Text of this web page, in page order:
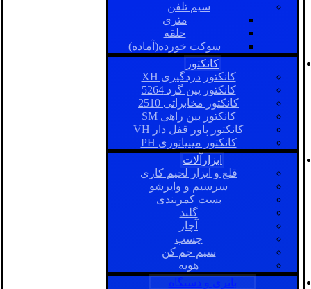
سیم تلفن
متری
حلقه
سوکت خورده(آماده)
کانکتور
کانکتور دزدگیری XH
کانکتور پین گرد 5264
کانکتور مخابراتی 2510
کانکتور بین راهی SM
کانکتور پاور قفل دار VH
کانکتور مینیاتوری PH
ابزارآلات
قلع و ابزار لحیم کاری
سرسیم و وایرشو
بست کمربندی
گلند
آچار
چسب
سیم جم کن
هویه
باتری و دستگاه